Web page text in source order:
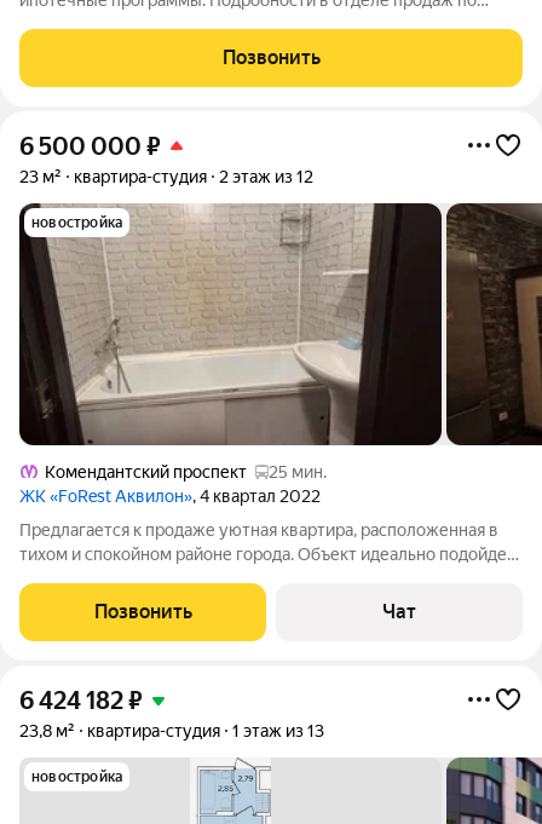
Общая площадь составляет 23.10 кв. м. Квартира без отделки.
Жилой комплекс «NEVA HAUS»
Позвонить
6 500 000 ₽
23 м² квартира-студия 2 этаж из 12
новостройка
Комендантский проспект
25 мин.
ЖК «FoRest Аквилон», 4 квартал 2022
Предлагается к продаже уютная квартира, расположенная в
тихом и спокойном районе города. Объект идеально подойдет
дизайнерский ремонт. В квартире выполнен простой, но
аккуратный косметический
Позвонить Чат
6 424 182₽
23,8 м² квартира-студия 1 этаж из 13
новостройка